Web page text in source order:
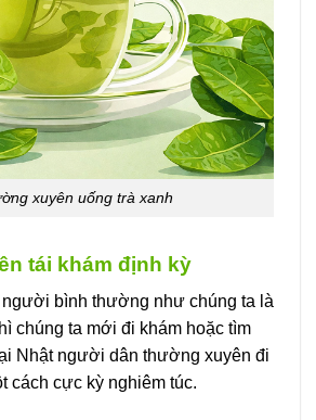
xuyên uống trà xanh
tái khám định kỳ
bình thường như chúng ta là
chúng ta mới đi khám hoặc tìm
Nhật người dân thường xuyên đi
cách cực kỳ nghiêm túc.